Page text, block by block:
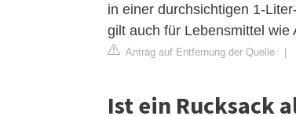
in einer durchsichtigen 1-
gilt auch für Lebensmittel
Antrag auf Entfernung der Quelle |
Ist ein Rucksack